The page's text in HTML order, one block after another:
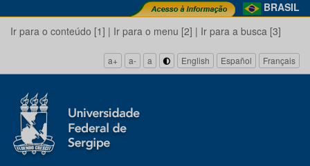
BRASIL
Ir para o conteúdo [1] | Ir para o menu [2] | Ir para a busca [3]
a+ a- a English Español Français